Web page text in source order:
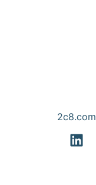
2c8.com